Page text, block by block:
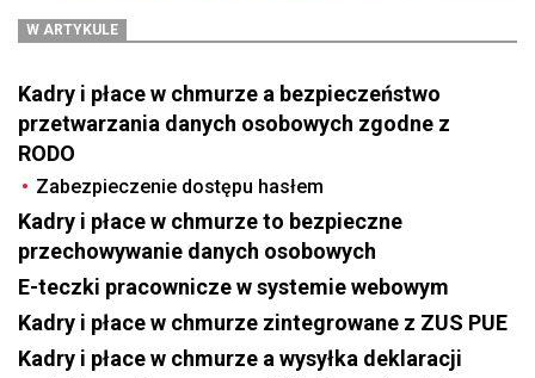
W ARTYKULE
Kadry i płace w chmurze a bezpieczeństwo
przetwarzania danych osobowych zgodne z
RODO
Zabezpieczenie dostępu hasłem
Kadry i płace w chmurze to bezpieczne
przechowywanie danych osobowych
E-teczki pracownicze w systemie webowym
Kadry i płace w chmurze zintegrowane z ZUS PUE
Kadry i płace w chmurze a wysyłka deklaracji